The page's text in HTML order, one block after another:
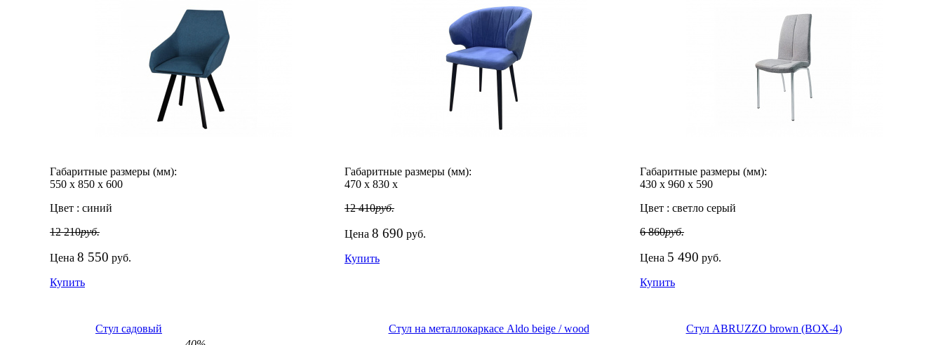
Габаритные размеры (мм):
550 х 850 х 600
Цвет : синий
12 210руб.
Цена 8 550 руб.
Купить
Габаритные размеры (мм):
470 х 830 х
12 410руб.
Цена 8 690 руб.
Купить
Габаритные размеры (мм):
430 х 960 х 590
Цвет : светло серый
6 860руб.
Цена 5 490 руб.
Купить
Стул садовый
Стул на металлокаркасе Aldo beige / wood Стул АBRUZZO brown (BOX-4)